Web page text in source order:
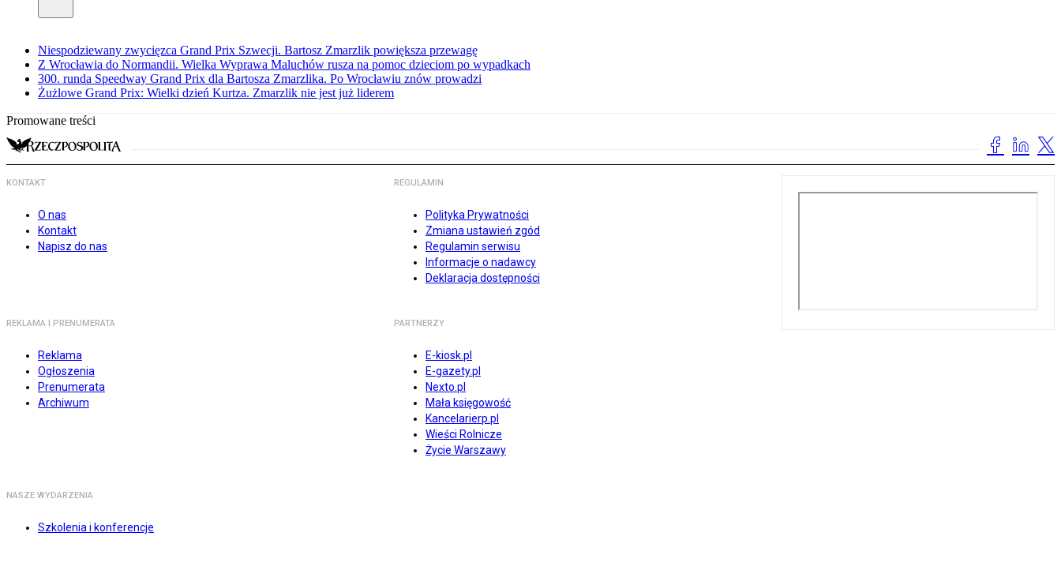
Niespodziewany zwycięzca Grand Prix Szwecji. Bartosz Zmarzlik powiększa przewagę
Z Wrocławia do Normandii. Wielka Wyprawa Maluchów rusza na pomoc dzieciom po wypadkach
300. runda Speedway Grand Prix dla Bartosza Zmarzlika. Po Wrocławiu znów prowadzi
Żużlowe Grand Prix: Wielki dzień Kurtza. Zmarzlik nie jest już liderem
Promowane treści
KONTAKT
O nas
Kontakt
Napisz do nas
REGULAMIN
Polityka Prywatności
Zmiana ustawień zgód
Regulamin serwisu
Informacje o nadawcy
Deklaracja dostępności
REKLAMA I PRENUMERATA
Reklama
Ogłoszenia
Prenumerata
Archiwum
PARTNERZY
E-kiosk.pl
E-gazety.pl
Nexto.pl
Mała księgowość
Kancelarierp.pl
Wieści Rolnicze
Życie Warszawy
NASZE WYDARZENIA
Szkolenia i konferencje